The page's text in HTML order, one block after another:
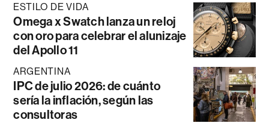
ESTILO DE VIDA
Omega x Swatch lanza un reloj
con oro para celebrar el alunizaje
del Apollo 11
ARGENTINA
IPC de julio 2026: de cuánto
sería la inflación, según las
consultoras